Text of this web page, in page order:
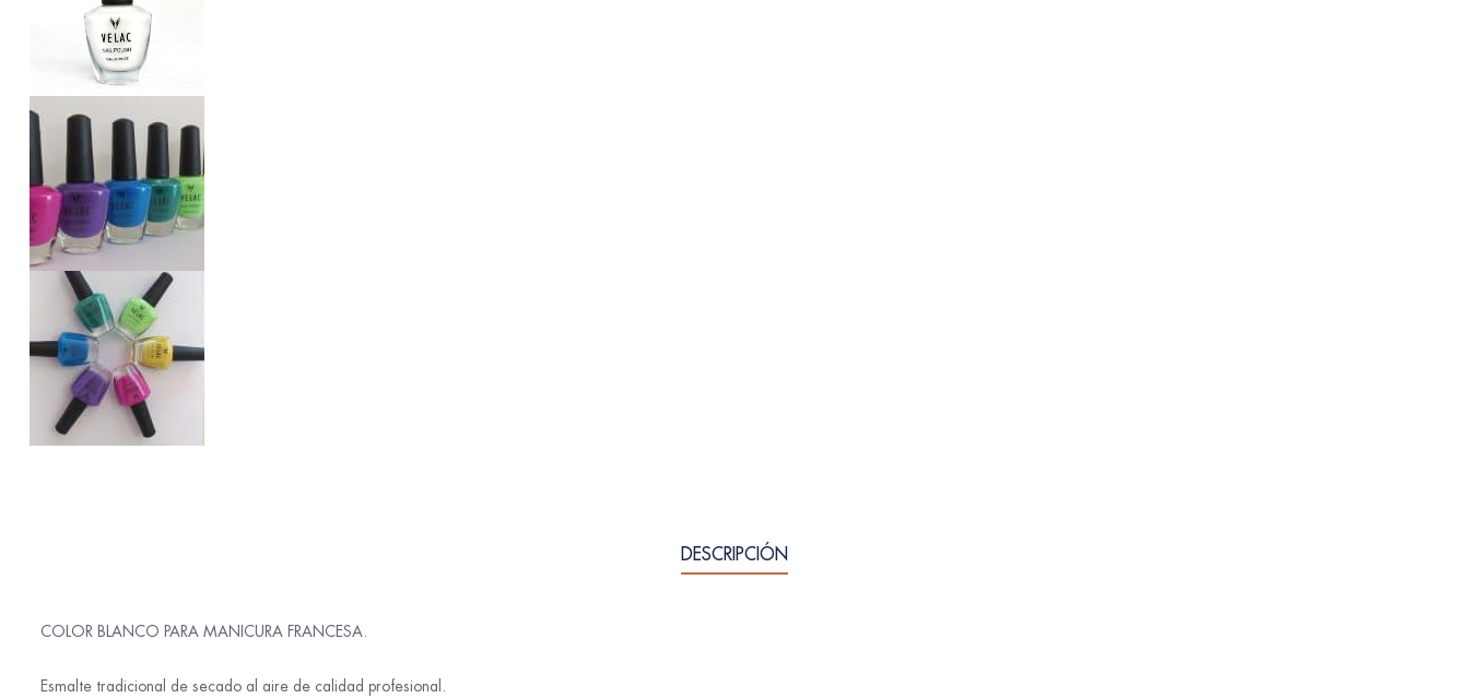
DESCRIPCIÓN
COLOR BLANCO PARA MANICURA FRANCESA.
Esmalte tradicional de secado al aire de calidad profesional.